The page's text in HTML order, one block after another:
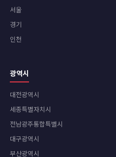
서울
경기
인천
광역시
대전광역시
세종특별자치시
전남광주통합특별시
대구광역시
부산광역시